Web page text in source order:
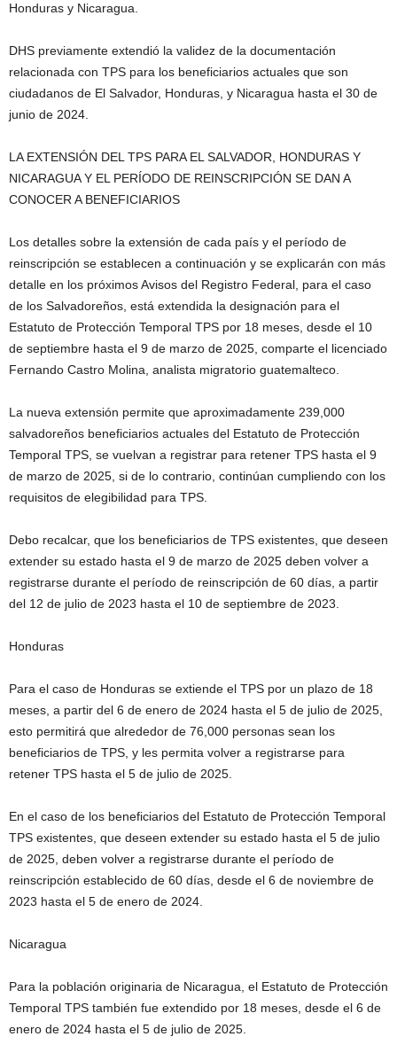
Honduras y Nicaragua.
DHS previamente extendió la validez de la documentación
relacionada con TPS para los beneficiarios actuales que son
ciudadanos de El Salvador, Honduras, y Nicaragua hasta el 30 de
junio de 2024.
LA EXTENSIÓN DEL TPS PARA EL SALVADOR, HONDURAS Y
NICARAGUA Y EL PERÍODO DE REINSCRIPCIÓN SE DAN A
CONOCER A BENEFICIARIOS
Los detalles sobre la extensión de cada país y el período de
reinscripción se establecen a continuación y se explicarán con más
detalle en los próximos Avisos del Registro Federal, para el caso
de los Salvadoreños, está extendida la designación para el
Estatuto de Protección Temporal TPS por 18 meses, desde el 10
de septiembre hasta el 9 de marzo de 2025, comparte el licenciado
Fernando Castro Molina, analista migratorio guatemalteco.
La nueva extensión permite que aproximadamente 239,000
salvadoreños beneficiarios actuales del Estatuto de Protección
Temporal TPS, se vuelvan a registrar para retener TPS hasta el 9
de marzo de 2025, si de lo contrario, continúan cumpliendo con los
requisitos de elegibilidad para TPS.
Debo recalcar, que los beneficiarios de TPS existentes, que deseen
extender su estado hasta el 9 de marzo de 2025 deben volver a
registrarse durante el período de reinscripción de 60 días, a partir
del 12 de julio de 2023 hasta el 10 de septiembre de 2023.
Honduras
Para el caso de Honduras se extiende el TPS por un plazo de 18
meses, a partir del 6 de enero de 2024 hasta el 5 de julio de 2025,
esto permitirá que alrededor de 76,000 personas sean los
beneficiarios de TPS, y les permita volver a registrarse para
retener TPS hasta el 5 de julio de 2025.
En el caso de los beneficiarios del Estatuto de Protección Temporal
TPS existentes, que deseen extender su estado hasta el 5 de julio
de 2025, deben volver a registrarse durante el período de
reinscripción establecido de 60 días, desde el 6 de noviembre de
2023 hasta el 5 de enero de 2024.
Nicaragua
Para la población originaria de Nicaragua, el Estatuto de Protección
Temporal TPS también fue extendido por 18 meses, desde el 6 de
enero de 2024 hasta el 5 de julio de 2025.